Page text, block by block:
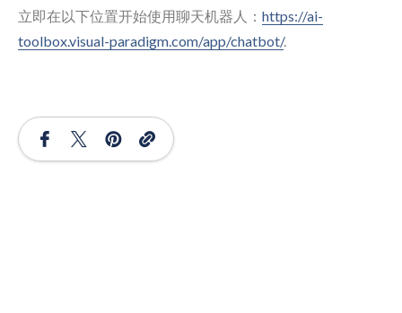
立即在以下位置开始使用聊天机器人： https://ai-
toolbox.visual-paradigm.com/app/chatbot/.